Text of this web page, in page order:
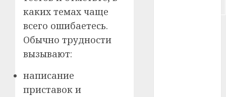
каких темах чаще
всего ошибаетесь.
Обычно трудности
вызывают:
написание
приставок и